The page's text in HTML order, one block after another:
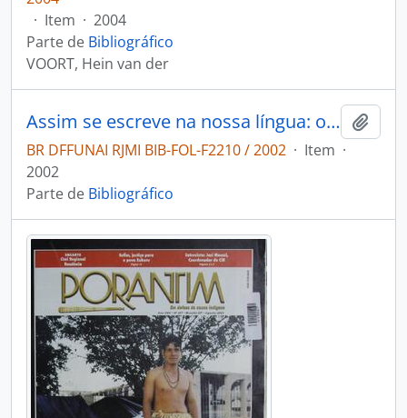
· Item · 2004
Parte de Bibliográfico
VOORT, Hein van der
Assim se escreve na nossa língua: o livro do Kwazá
BR DFFUNAI RJMI BIB-FOL-F2210 / 2002 · Item ·
2002
Parte de Bibliográfico